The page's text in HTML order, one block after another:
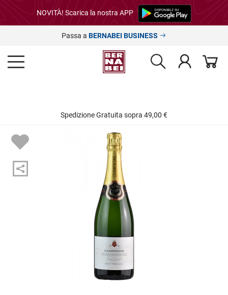
NOVITÀ! Scarica la nostra APP
Passa a BERNABEI BUSINESS
Spedizione Gratuita sopra 49,00 €